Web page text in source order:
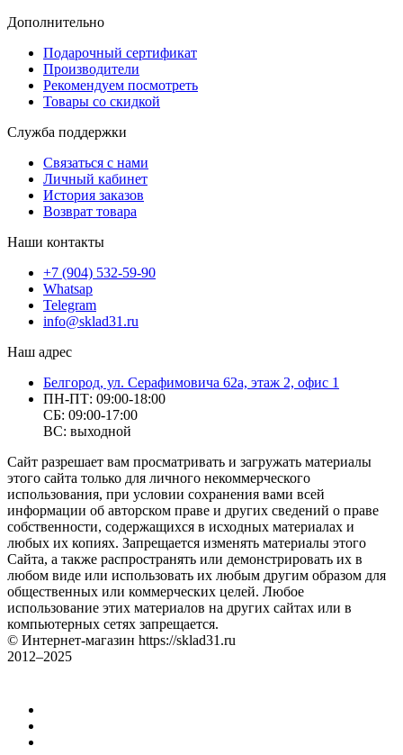
Дополнительно
Подарочный сертификат
Производители
Рекомендуем посмотреть
Товары со скидкой
Служба поддержки
Связаться с нами
Личный кабинет
История заказов
Возврат товара
Наши контакты
+7 (904) 532-59-90
Whatsap
Telegram
info@sklad31.ru
Наш адрес
Белгород, ул. Серафимовича 62а, этаж 2, офис 1
ПН-ПТ: 09:00-18:00
СБ: 09:00-17:00
ВС: выходной
Сайт разрешает вам просматривать и загружать материалы
этого сайта только для личного некоммерческого
использования, при условии сохранения вами всей
информации об авторском праве и других сведений о праве
собственности, содержащихся в исходных материалах и
любых их копиях. Запрещается изменять материалы этого
Сайта, а также распространять или демонстрировать их в
любом виде или использовать их любым другим образом для
общественных или коммерческих целей. Любое
использование этих материалов на других сайтах или в
компьютерных сетях запрещается.
© Интернет-магазин https://sklad31.ru
2012–2025